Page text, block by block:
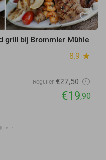
favorite_border
grill bij Brommler Mühle
8.9 star
Regulier €27,50
€19,90